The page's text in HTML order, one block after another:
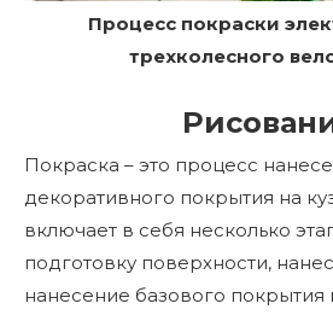
Процесс покраски
трехколесного
Покраска – это процесс
декоративного покрытия на
включает в себя несколько
подготовку поверхности,
нанесение базового покрытия